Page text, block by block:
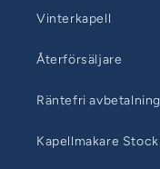
Vinterkapell
Återförsäljare
Räntefri avbetalning
Kapellmakare